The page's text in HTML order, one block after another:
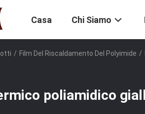
Casa Chi Siamo
/ Film Del Riscaldamento Del Polyimide /
poliamidico